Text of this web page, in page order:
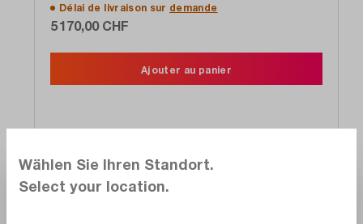
Délai de livraison sur demande
5 170,00 CHF
Ajouter au panier
Wählen Sie Ihren Standort.
Select your location.